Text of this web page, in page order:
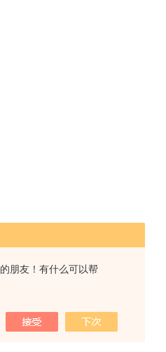
朋友！有什么可以帮